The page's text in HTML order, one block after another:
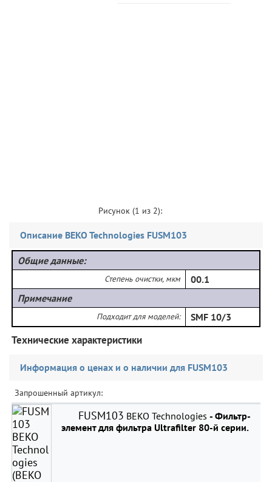
Рисунок (1 из 2):
Описание BEKO Technologies FUSM103
Технические характеристики
Общие данные:
Степень очистки, мкм
00.1
Примечание
Подходит для моделей: SMF 10/3
Информация о ценах и о наличии для FUSM103
Запрошенный артикул:
FUSM103 BEKO Technologies - Фильтр-
элемент для фильтра Ultrafilter 80-й серии.